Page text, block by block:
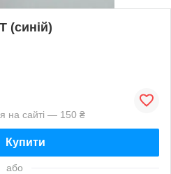
(синій)
на сайті — 150 ₴
Купити
або